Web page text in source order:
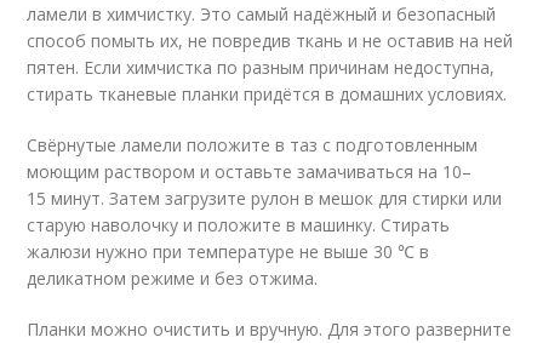
ламели в химчистку. Это самый надёжный и безопасный
способ помыть их, не повредив ткань и не оставив на ней
пятен. Если химчистка по разным причинам недоступна,
стирать тканевые планки придётся в домашних условиях.
Свёрнутые ламели положите в таз с подготовленным
моющим раствором и оставьте замачиваться на 10–
15 минут. Затем загрузите рулон в мешок для стирки или
старую наволочку и положите в машинку. Стирать
жалюзи нужно при температуре не выше 30 ℃ в
деликатном режиме и без отжима.
Планки можно очистить и вручную. Для этого разверните